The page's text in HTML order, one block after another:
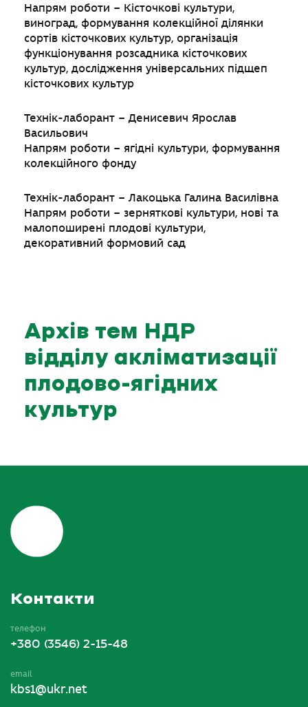
Напрям роботи – Кісточкові культури,
виноград, формування колекційної ділянки
сортів кісточкових культур, організація
функціонування розсадника кісточкових
культур, дослідження універсальних підщеп
кісточкових культур
Технік-лаборант – Денисевич Ярослав
Васильович
Напрям роботи – ягідні культури, формування
колекційного фонду
Технік-лаборант – Лакоцька Галина Василівна
Напрям роботи – зерняткові культури, нові та
малопоширені плодові культури,
декоративний формовий сад
Архів тем НДР
відділу акліматизації
плодово-ягідних
культур
Контакти
телефон
+380 (3546) 2-15-48
email
kbs1@ukr.net